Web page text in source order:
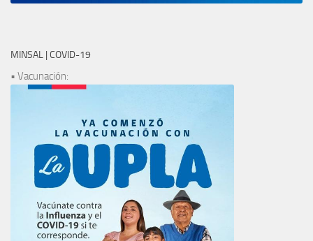
MINSAL | COVID-19
• Vacunación: